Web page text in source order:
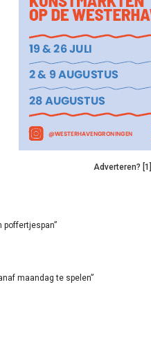
Adverteren? [1]
maandag te spelen”